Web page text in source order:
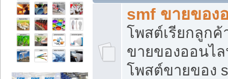
smf ขายของ
โพสต์เรียกลูกค้
ขายของออนไ
โพสต์ขายของ